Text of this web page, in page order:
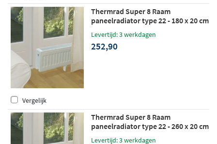
Thermrad Super 8 Raam
paneelradiator type 22 - 180 x 20 cm
(L x H)
Levertijd: 3 werkdagen
252,90
Vergelijk
Thermrad Super 8 Raam
paneelradiator type 22 - 260 x 20 cm
(L x H)
Levertijd: 3 werkdagen